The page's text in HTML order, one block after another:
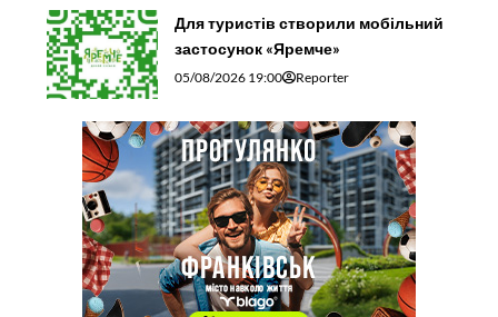
Для туристів створили мобільний
застосунок «Яремче»
05/08/2026 19:00 Reporter